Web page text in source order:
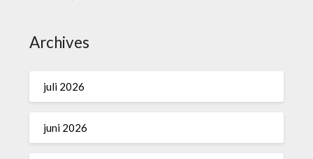
Archives
juli 2026
juni 2026